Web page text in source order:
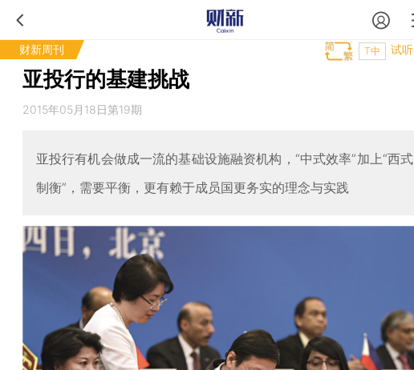
财新周刊 试听
T中
亚投行的基建挑战
2015年05月18日第19期
亚投行有机会做成一流的基础设施融资机构，“中式效率”加上“西式
制衡”，需要平衡，更有赖于成员国更务实的理念与实践